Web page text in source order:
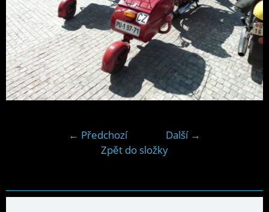
← Předchozí
Další →
Zpět do složky